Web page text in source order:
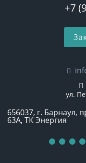
+7
ул.
656037, г. Барнаул,
63А, ТК Энергия